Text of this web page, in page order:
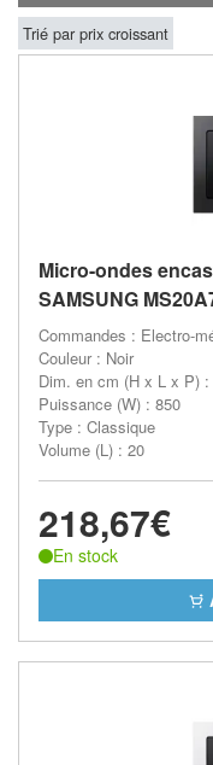
Trié par prix croissant
Micro-ondes
SAMSUNG
Commandes : Electro-
Couleur : Noir
Dim. en cm (H x L x P)
Puissance (W) : 850
Type : Classique
Volume (L) : 20
218,67€
En stock